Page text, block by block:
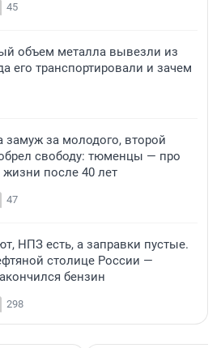
45
объем металла вывезли из
его транспортировали и зачем
за молодого, второй
свободу: тюменцы — про
после 40 лет
47
НПЗ есть, а заправки пустые.
столице России —
бензин
298